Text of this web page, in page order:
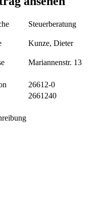
Steuerberatung
Kunze, Dieter
Mariannenstr. 13
26612-0
2661240